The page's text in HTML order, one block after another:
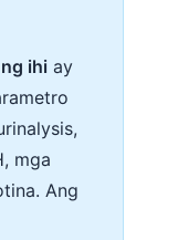
ihi ay
mga
Ang